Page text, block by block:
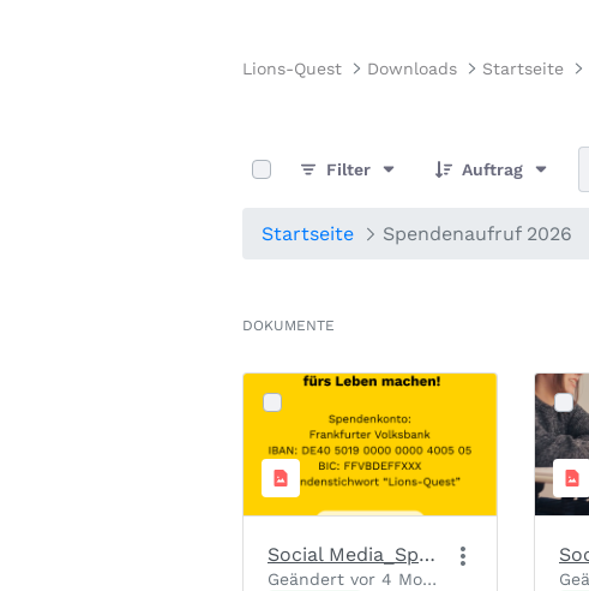
Lions-Quest Downloads Startseite
Filter
Auftrag
Startseite Spendenaufruf 2026
DOKUMENTE
Social Media_Spendenaufruf_Slide 2
Geändert vor 4 Monaten von Chantal Josten.